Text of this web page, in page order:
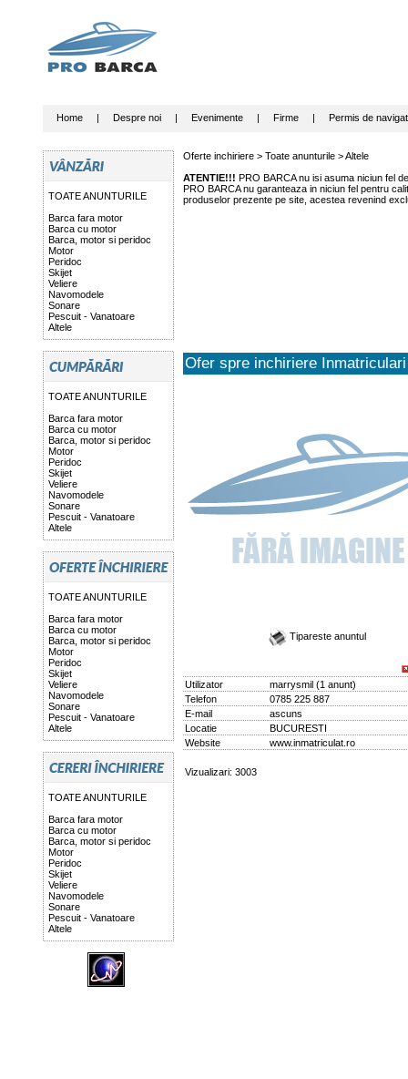
Home| Despre noi| Evenimente| Firme| Permis de
TOATE ANUNTURILE
Barca fara motor
Barca cu motor
Barca, motor si peridoc
Motor
Peridoc
Skijet
Veliere
Navomodele
Sonare
Pescuit - Vanatoare
Altele
TOATE ANUNTURILE
Barca fara motor
Barca cu motor
Barca, motor si peridoc
Motor
Peridoc
Skijet
Veliere
Navomodele
Sonare
Pescuit - Vanatoare
Altele
TOATE ANUNTURILE
Barca fara motor
Barca cu motor
Barca, motor si peridoc
Motor
Peridoc
Skijet
Veliere
Navomodele
Sonare
Pescuit - Vanatoare
Altele
TOATE ANUNTURILE
Barca fara motor
Barca cu motor
Barca, motor si peridoc
Motor
Peridoc
Skijet
Veliere
Navomodele
Sonare
Pescuit - Vanatoare
Altele
Oferte inchiriere > Toate anunturile>Altele
ATENTIE!!! PRO BARCA nu isi asuma niciun fel
PRO BARCA nu garanteaza in niciun fel pentru
produselor prezente pe site, acestea revenind
Ofer spre inchiriere
Tipareste anuntul
Utilizator marrysmil(1 anunt)
Telefon
0785 225 887
E-mail
ascuns
Locatie
BUCURESTI
Website
www.inmatriculat.ro
Vizualizari: 3003